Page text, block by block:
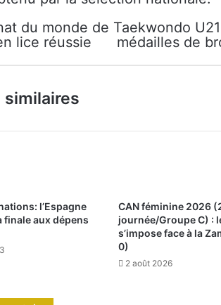
du monde de Taekwondo U21
lice réussie
médailles de
l’Espagne
finale aux dépens
CAN féminine 2026
journée/Groupe C) :
s’impose face à la
0)
2 août 2026